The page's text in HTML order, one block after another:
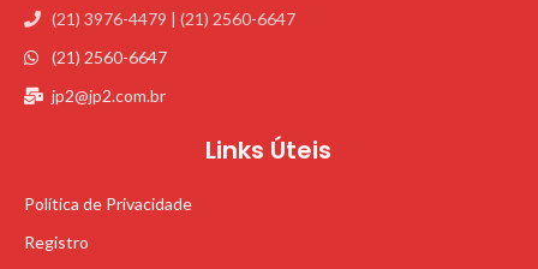
(21) 3976-4479 | (21) 2560-6647
(21) 2560-6647
jp2@jp2.com.br
Links Úteis
Política de Privacidade
Registro